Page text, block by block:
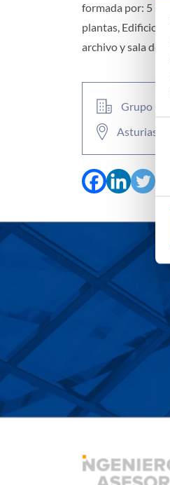
formada por: 5
plantas, Edificio
archivo y sala de
Grupo
Asturias